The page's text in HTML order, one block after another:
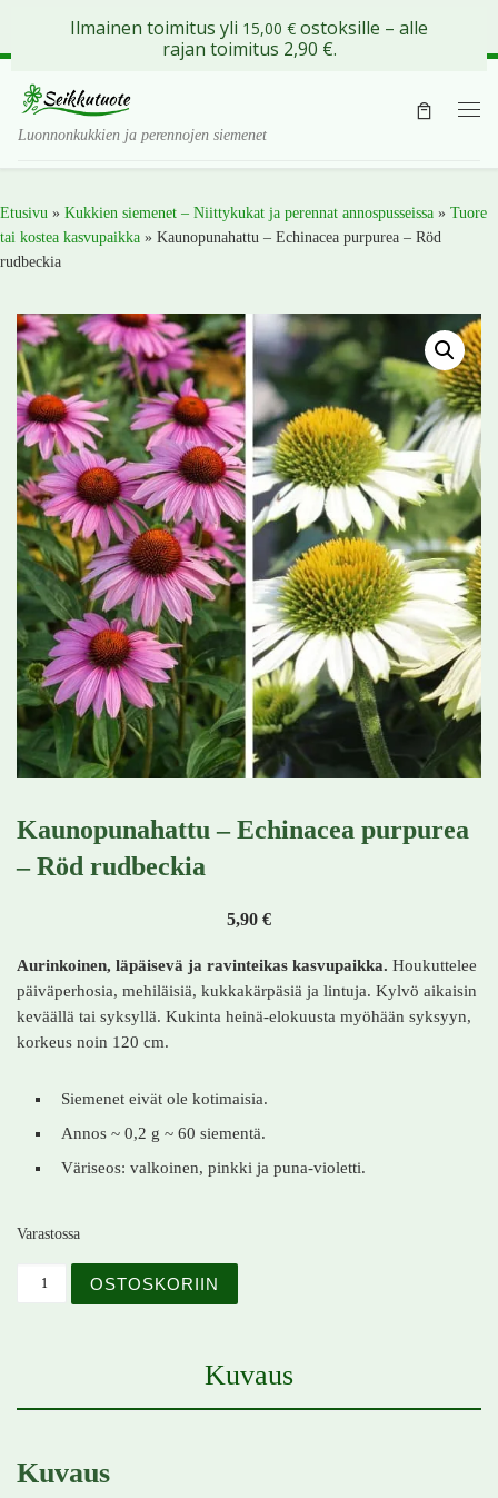
Skip to content
Luonnonkukkien ja perennojen siemenet
Etusivu » Kukkien siemenet – Niittykukat ja perennat annospusseissa » Tuore
tai kostea kasvupaikka » Kaunopunahattu – Echinacea purpurea – Röd
rudbeckia
Kaunopunahattu – Echinacea purpurea
– Röd rudbeckia
5,90 €
Aurinkoinen, läpäisevä ja ravinteikas kasvupaikka. Houkuttelee
päiväperhosia, mehiläisiä, kukkakärpäsiä ja lintuja. Kylvö aikaisin
keväällä tai syksyllä. Kukinta heinä-elokuusta myöhään syksyyn,
korkeus noin 120 cm.
Siemenet eivät ole kotimaisia.
Annos ~ 0,2 g ~ 60 siementä.
Väriseos: valkoinen, pinkki ja puna-violetti.
Varastossa
OSTOSKORIIN
Kuvaus
Kuvaus
Ilmainen toimitus yli 15,00 € ostoksille – alle
rajan toimitus 2,90 €.